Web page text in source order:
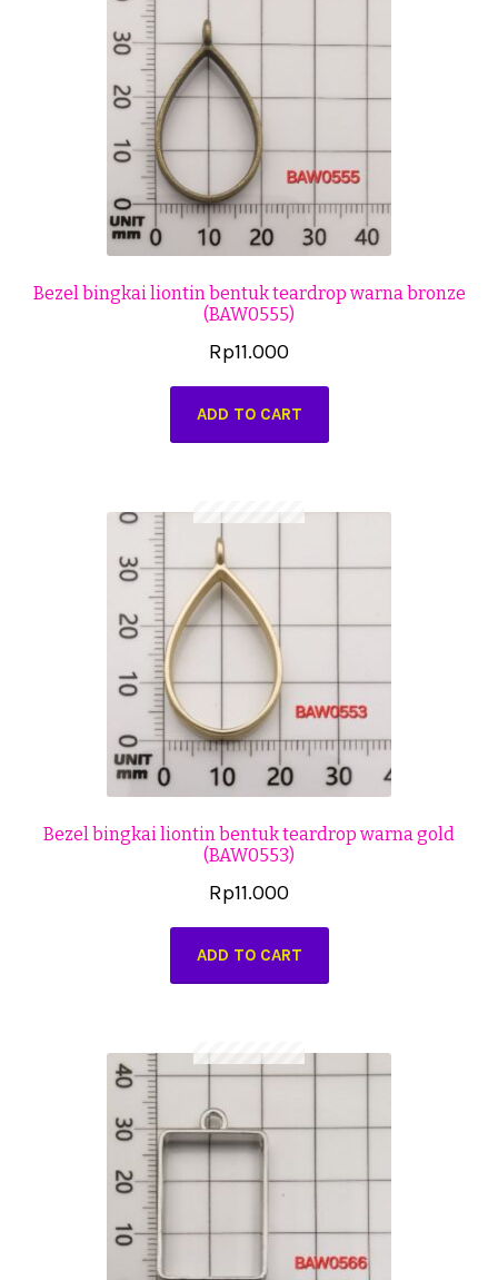
Bezel bingkai liontin bentuk teardrop warna bronze
(BAW0555)
Rp11.000
ADD TO CART
Bezel bingkai liontin bentuk teardrop warna gold
(BAW0553)
Rp11.000
ADD TO CART